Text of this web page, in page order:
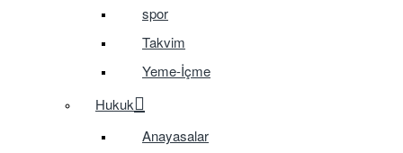
spor
Takvim
Yeme-İçme
Hukuk
Anayasalar